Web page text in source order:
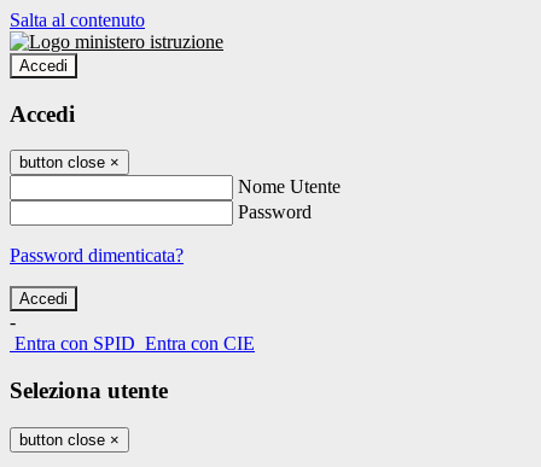
Salta al contenuto
Accedi
Accedi
button close ×
Nome Utente
Password
Password dimenticata?
-
Entra con SPID Entra con CIE
Seleziona utente
button close ×